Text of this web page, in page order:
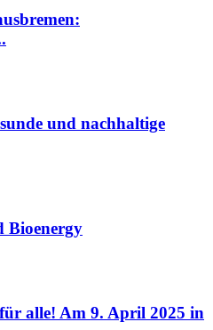
und nachhaltige
Bioenergy
alle! Am 9. April 2025 in